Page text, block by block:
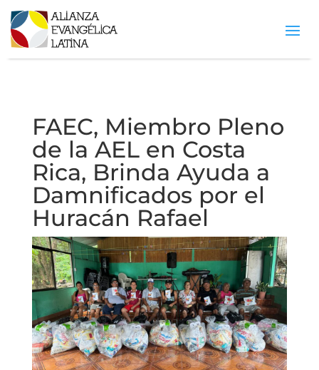
FAEC, Miembro Pleno
de la AEL en Costa
Rica, Brinda Ayuda a
Damnificados por el
Huracán Rafael